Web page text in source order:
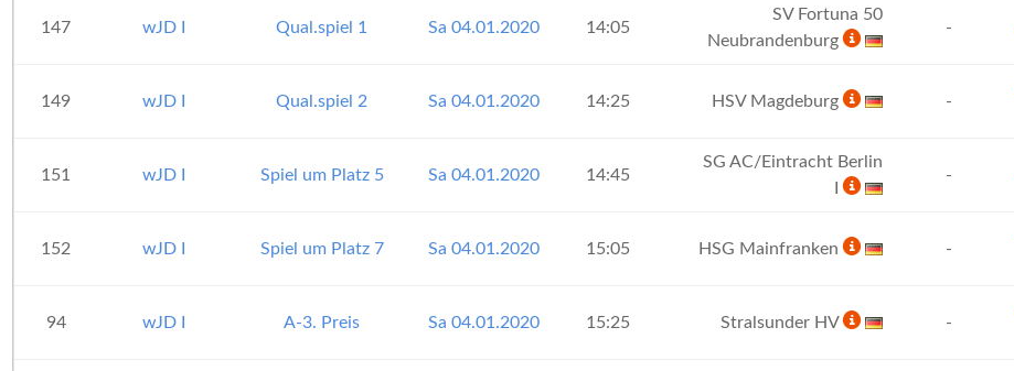
147 wJD I Qual.spiel 1 Sa 04.01.2020 14:05
SV Fortuna 50
Neubrandenburg
-
149 wJD I Qual.spiel 2 Sa 04.01.2020 14:25 HSV Magdeburg -
151 wJD I Spiel um Platz 5 Sa 04.01.2020 14:45
SG AC/Eintracht Berlin
I
-
152 wJD I Spiel um Platz 7 Sa 04.01.2020 15:05 HSG Mainfranken -
94 wJD I A-3. Preis Sa 04.01.2020 15:25 Stralsunder HV -